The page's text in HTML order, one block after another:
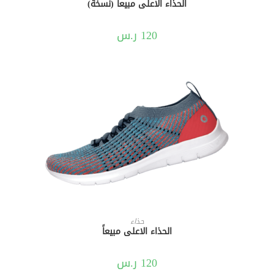
الحذاء الاعلى مبيعاً (نسخة)
120 ر.س
إضافة إلى السلة
حذاء
الحذاء الاعلى مبيعاً
120 ر.س